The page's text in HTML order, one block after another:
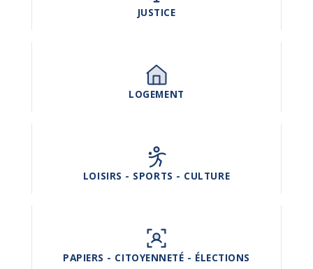
JUSTICE
LOGEMENT
LOISIRS - SPORTS - CULTURE
PAPIERS - CITOYENNETÉ - ÉLECTIONS